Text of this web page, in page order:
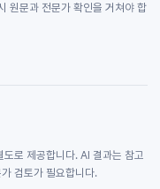
원문과 전문가 확인을 거쳐야 합
로 제공합니다. AI 결과는 참고
검토가 필요합니다.